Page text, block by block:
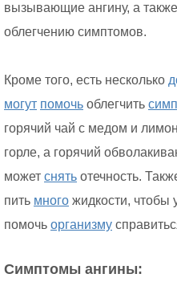
вызывающие ангину, а
облегчению симптомов.
Кроме того, есть несколько
могут помочь облегчить
горячий чай с медом и
горле, а горячий
может снять отечность.
пить много жидкости, чтобы
помочь организму
Симптомы ангины: